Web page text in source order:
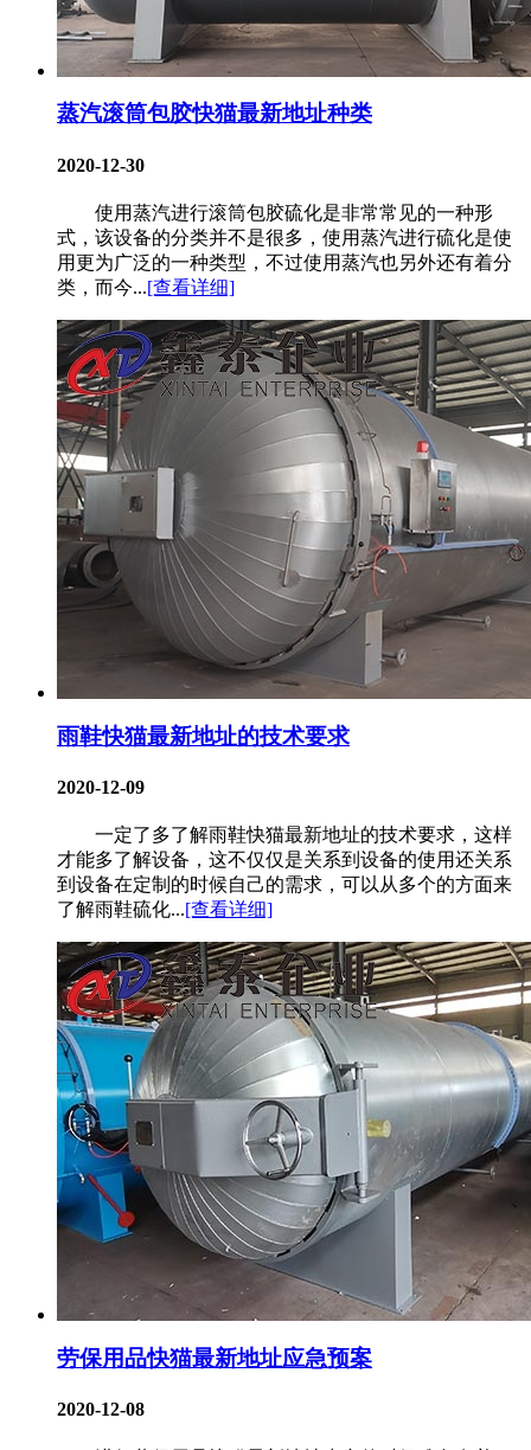
蒸汽滚筒包胶快猫最新地址种类
2020-12-30
使用蒸汽进行滚筒包胶硫化是非常常见的一种形
式，该设备的分类并不是很多，使用蒸汽进行硫化是使
用更为广泛的一种类型，不过使用蒸汽也另外还有着分
类，而今...[查看详细]
雨鞋快猫最新地址的技术要求
2020-12-09
一定了多了解雨鞋快猫最新地址的技术要求，这样
才能多了解设备，这不仅仅是关系到设备的使用还关系
到设备在定制的时候自己的需求，可以从多个的方面来
了解雨鞋硫化...[查看详细]
劳保用品快猫最新地址应急预案
2020-12-08